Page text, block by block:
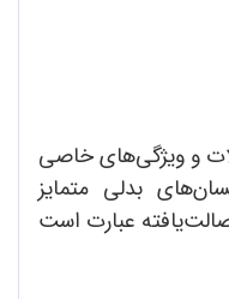
و ویژگی‌های خاصی
بدلی متمایز
عبارت است